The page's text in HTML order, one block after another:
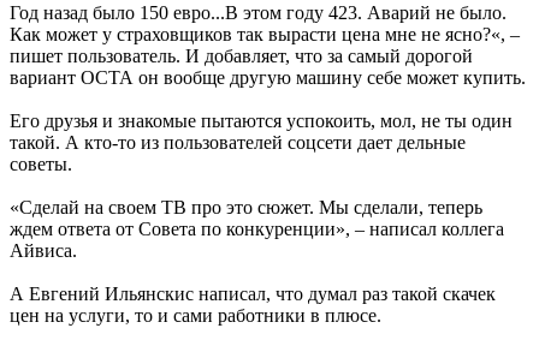
Год назад было 150 евро...В этом году 423. Аварий не было.
Как может у страховщиков так вырасти цена мне не ясно?«, –
пишет пользователь. И добавляет, что за самый дорогой
вариант ОСТА он вообще другую машину себе может купить.
Его друзья и знакомые пытаются успокоить, мол, не ты один
такой. А кто-то из пользователей соцсети дает дельные
советы.
«Сделай на своем ТВ про это сюжет. Мы сделали, теперь
ждем ответа от Совета по конкуренции», – написал коллега
Айвиса.
А Евгений Ильянскис написал, что думал раз такой скачек
цен на услуги, то и сами работники в плюсе.